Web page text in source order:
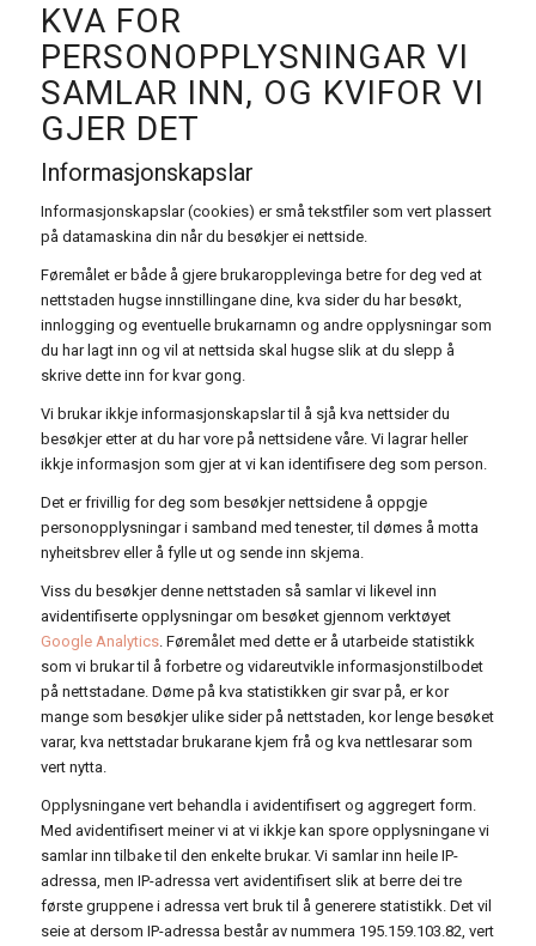
KVA FOR
PERSONOPPLYSNINGAR VI
SAMLAR INN, OG KVIFOR VI
GJER DET
Informasjonskapslar
Informasjonskapslar (cookies) er små tekstfiler som vert plassert
på datamaskina din når du besøkjer ei nettside.
Føremålet er både å gjere brukaropplevinga betre for deg ved at
nettstaden hugse innstillingane dine, kva sider du har besøkt,
innlogging og eventuelle brukarnamn og andre opplysningar som
du har lagt inn og vil at nettsida skal hugse slik at du slepp å
skrive dette inn for kvar gong.
Vi brukar ikkje informasjonskapslar til å sjå kva nettsider du
besøkjer etter at du har vore på nettsidene våre. Vi lagrar heller
ikkje informasjon som gjer at vi kan identifisere deg som person.
Det er frivillig for deg som besøkjer nettsidene å oppgje
personopplysningar i samband med tenester, til dømes å motta
nyheitsbrev eller å fylle ut og sende inn skjema.
Viss du besøkjer denne nettstaden så samlar vi likevel inn
avidentifiserte opplysningar om besøket gjennom verktøyet
Google Analytics. Føremålet med dette er å utarbeide statistikk
som vi brukar til å forbetre og vidareutvikle informasjonstilbodet
på nettstadane. Døme på kva statistikken gir svar på, er kor
mange som besøkjer ulike sider på nettstaden, kor lenge besøket
varar, kva nettstadar brukarane kjem frå og kva nettlesarar som
vert nytta.
Opplysningane vert behandla i avidentifisert og aggregert form.
Med avidentifisert meiner vi at vi ikkje kan spore opplysningane vi
samlar inn tilbake til den enkelte brukar. Vi samlar inn heile IP-
adressa, men IP-adressa vert avidentifisert slik at berre dei tre
første gruppene i adressa vert bruk til å generere statistikk. Det vil
seie at dersom IP-adressa består av nummera 195.159.103.82, vert